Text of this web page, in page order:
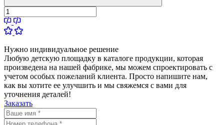
Нужно индивидуальное решение
Любую детскую площадку в каталоге продукции, которая
произведена на нашей фабрике, мы можем спроектировать с
учетом особых пожеланий клиента. Просто напишите нам,
как вы хотите ее улучшить и мы свяжемся с вами для
уточнения деталей!
Заказать